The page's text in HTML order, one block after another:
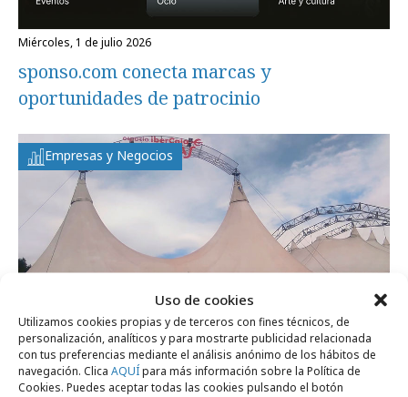
Uso de cookies
Utilizamos cookies propias y de terceros con fines técnicos, de
personalización, analíticos y para mostrarte publicidad relacionada
con tus preferencias mediante el análisis anónimo de los hábitos de
navegación. Clica AQUÍpara más información sobre la Política de
Cookies. Puedes aceptar todas las cookies pulsando el botón
miércoles, 1 de julio 2026
sponso.com conecta marcas y
oportunidades de patrocinio
Empresas y Negocios
martes, 4 de julio 2023
Espacio Ibercaja Delicias: ocio y cultura